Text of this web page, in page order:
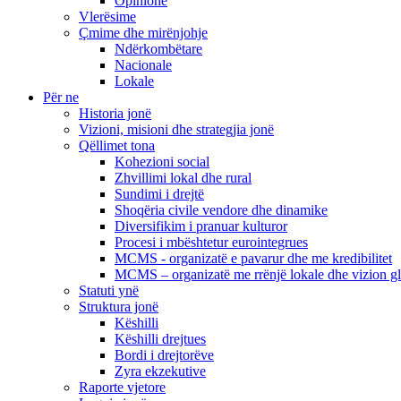
Vlerësime
Çmime dhe mirënjohje
Ndërkombëtare
Nacionale
Lokale
Për ne
Historia jonë
Vizioni, misioni dhe strategjia jonë
Qëllimet tona
Kohezioni social
Zhvillimi lokal dhe rural
Sundimi i drejtë
Shoqëria civile vendore dhe dinamike
Diversifikim i pranuar kulturor
Procesi i mbështetur eurointegrues
MCMS - organizatë e pavarur dhe me kredibilitet
MCMS – organizatë me rrënjë lokale dhe vizion
Statuti ynë
Struktura jonë
Këshilli
Këshilli drejtues
Bordi i drejtorëve
Zyra ekzekutive
Raporte vjetore